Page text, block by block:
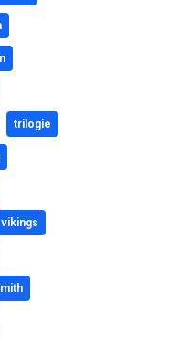
trilogie
vikings